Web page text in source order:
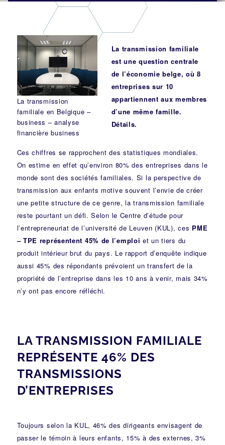
La transmission
familiale en Belgique –
business – analyse
financière business
La transmission familiale
est une question centrale
de l’économie belge, où 8
entreprises sur 10
appartiennent aux membres
d’une même famille.
Détails.
Ces chiffres se rapprochent des statistiques mondiales.
On estime en effet qu’environ 80% des entreprises dans le
monde sont des sociétés familiales. Si la perspective de
transmission aux enfants motive souvent l’envie de créer
une petite structure de ce genre, la transmission familiale
reste pourtant un défi. Selon le Centre d’étude pour
l’entrepreneuriat de l’université de Leuven (KUL), ces PME
– TPE représentent 45% de l’emploi et un tiers du
produit intérieur brut du pays. Le rapport d’enquête indique
aussi 45% des répondants prévoient un transfert de la
propriété de l’entreprise dans les 10 ans à venir, mais 34%
n’y ont pas encore réfléchi.
LA TRANSMISSION FAMILIALE
REPRÉSENTE 46% DES
TRANSMISSIONS
D’ENTREPRISES
Toujours selon la KUL, 46% des dirigeants envisagent de
passer le témoin à leurs enfants, 15% à des externes, 3%